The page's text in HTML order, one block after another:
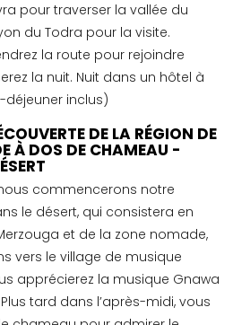
pour traverser la vallée du
du Todra pour la visite.
la route pour rejoindre
la nuit. Nuit dans un hôtel à
inclus)
DE LA RÉGION DE
À DOS DE CHAMEAU -
commencerons notre
le désert, qui consistera en
et de la zone nomade,
vers le village de musique
apprécierez la musique Gnawa
tard dans l’après-midi, vous